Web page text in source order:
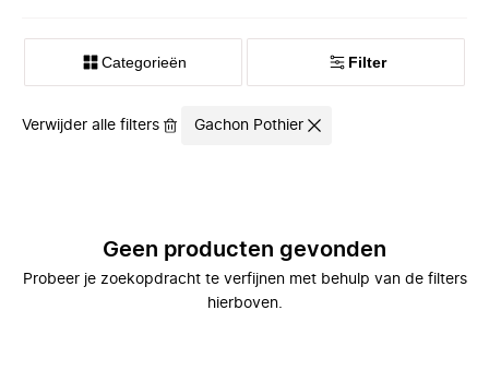
Categorieën Filter
Verwijder alle filters Gachon Pothier
Geen producten gevonden
Probeer je zoekopdracht te verfijnen met behulp van de filters
hierboven.